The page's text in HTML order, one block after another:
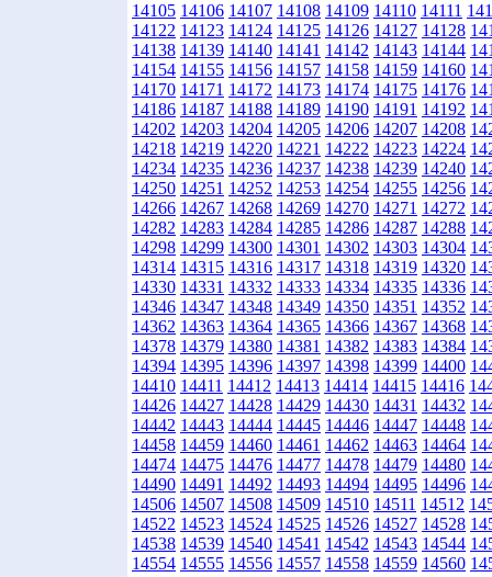
14105 14106 14107 14108 14109 14110 14111
14122 14123 14124 14125 14126 14127 14128
14138 14139 14140 14141 14142 14143 14144
14154 14155 14156 14157 14158 14159 14160
14170 14171 14172 14173 14174 14175 14176
14186 14187 14188 14189 14190 14191 14192
14202 14203 14204 14205 14206 14207 14208
14218 14219 14220 14221 14222 14223 14224
14234 14235 14236 14237 14238 14239 14240
14250 14251 14252 14253 14254 14255 14256
14266 14267 14268 14269 14270 14271 14272
14282 14283 14284 14285 14286 14287 14288
14298 14299 14300 14301 14302 14303 14304
14314 14315 14316 14317 14318 14319 14320
14330 14331 14332 14333 14334 14335 14336
14346 14347 14348 14349 14350 14351 14352
14362 14363 14364 14365 14366 14367 14368
14378 14379 14380 14381 14382 14383 14384
14394 14395 14396 14397 14398 14399 14400
14410 14411 14412 14413 14414 14415 14416
14426 14427 14428 14429 14430 14431 14432
14442 14443 14444 14445 14446 14447 14448
14458 14459 14460 14461 14462 14463 14464
14474 14475 14476 14477 14478 14479 14480
14490 14491 14492 14493 14494 14495 14496
14506 14507 14508 14509 14510 14511 14512
14522 14523 14524 14525 14526 14527 14528
14538 14539 14540 14541 14542 14543 14544
14554 14555 14556 14557 14558 14559 14560